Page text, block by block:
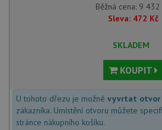
Běžná cena: 9 432
Sleva: 472 Kč
SKLADEM
KOUPIT
U tohoto dřezu je možné vyvrtat otvor
zákazníka. Umístění otvoru můžete
stránce nákupního košíku.